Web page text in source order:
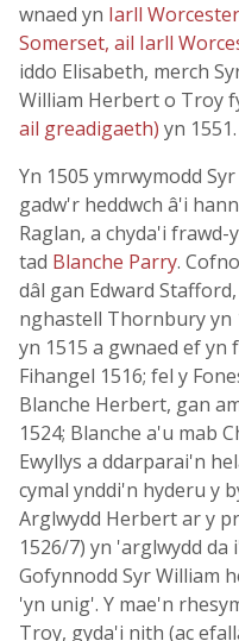
wnaed yn Iarll Worcester
Somerset, ail Iarll
iddo Elisabeth, merch
William Herbert o Troy
ail greadigaeth) yn 1551.
Yn 1505 ymrwymodd
gadw'r heddwch â'i
Raglan, a chyda'i
tad Blanche Parry.
dâl gan Edward
nghastell Thornbury yn
yn 1515 a gwnaed ef yn
Fihangel 1516; fel y
Blanche Herbert, gan
1524; Blanche a'u mab
Ewyllys a ddarparai'n
cymal ynddi'n hyderu y
Arglwydd Herbert ar y
1526/7) yn 'arglwydd
Gofynnodd Syr William
'yn unig'. Y mae'n
Troy, gyda'i nith (ac